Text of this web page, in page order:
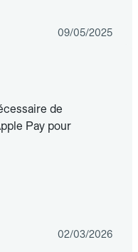
09/05/2025
de
Pay pour
02/03/2026